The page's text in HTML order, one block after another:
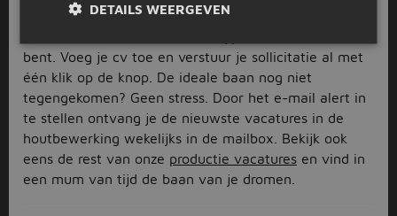
houtbewerking? Schrijf dan vlug een pakkende
bent. Voeg je cv toe en verstuur je sollicitatie al met
één klik op de knop. De ideale baan nog niet
tegengekomen? Geen stress. Door het e-mail alert in
te stellen ontvang je de nieuwste vacatures in de
houtbewerking wekelijks in de mailbox. Bekijk ook
eens de rest van onze productie vacatures en vind in
een mum van tijd de baan van je dromen.
DETAILS WEERGEVEN